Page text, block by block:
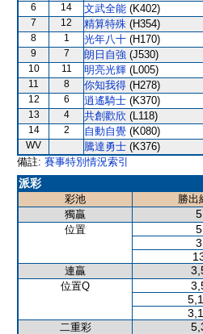
6
14 文武全能 (K402)
7
12 精算特殊 (H354)
8
1 光年八十 (H170)
9
7 朗日自強 (J530)
10
11 明亮光輝 (L005)
11
8 你知我得 (H278)
12
6 逍遙騎士 (K370)
13
4 共創歡欣 (L118)
14
2 自動自覺 (K080)
WV
騰達勇士 (K376)
備註: 賽事特別情況索引
派彩
彩池 勝出
獨贏
5
位置 5
3
連贏
位置Q
二重彩